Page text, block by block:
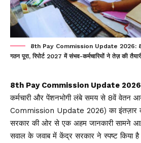
8th Pay Commission Update 2026:
गठन पूरा, रिपोर्ट 2027 में संभव-कर्मचारियों ने तेज़ की
8th Pay Commission Update
कर्मचारी और पेंशनभोगी लंबे समय से 8वें वेतन
Commission Update 2026) का इंतज़ार
सरकार की ओर से एक अहम जानकारी सामने
सवाल के जवाब में केंद्र सरकार ने स्पष्ट किया